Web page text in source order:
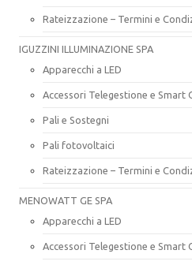
Rateizzazione – Termini e
IGUZZINI ILLUMINAZIONE SPA
Apparecchi a LED
Accessori Telegestione e Smart
Pali e Sostegni
Pali fotovoltaici
Rateizzazione – Termini e
MENOWATT GE SPA
Apparecchi a LED
Accessori Telegestione e Smart